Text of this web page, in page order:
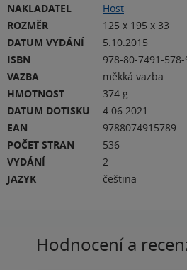
NAKLADATEL
Host
ROZMĚR
125 x 195 x 33
DATUM VYDÁNÍ
5.10.2015
ISBN
978-80-7491-578-
VAZBA
měkká vazba
HMOTNOST
374 g
DATUM DOTISKU
4.06.2021
EAN
9788074915789
POČET STRAN
536
VYDÁNÍ
2
JAZYK
čeština
Hodnocení a